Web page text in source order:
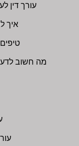
עורך דין
איך
מה חשוב